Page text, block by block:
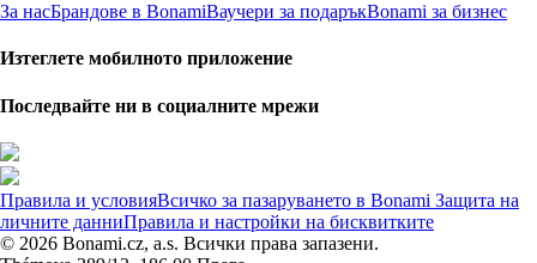
За насБрандове в BonamiВаучери за подаръкBonami за бизнес
Изтеглете мобилното приложение
Последвайте ни в социалните мрежи
Правила и условияВсичко за пазаруването в Bonami Защита на
личните данниПравила и настройки на бисквитките
© 2026 Bonami.cz, a.s. Всички права запазени.